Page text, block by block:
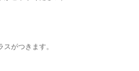
がつきます。